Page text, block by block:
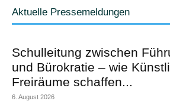
Aktuelle Pressemeldungen
Schulleitung zwischen
und Bürokratie – wie
Freiräume schaffen...
6. August 2026